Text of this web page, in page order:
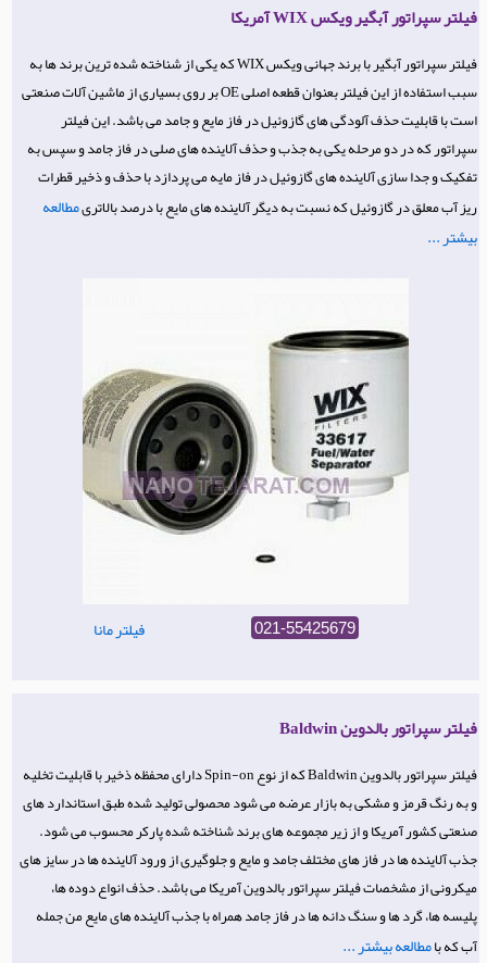
فیلتر سپراتور آبگیر ویکس WIX آمریکا
فیلتر سپراتور آبگیر با برند جهانی ویکس WIX که یکی از شناخته شده ترین برند ها به
سبب استفاده از این فیلتر بعنوان قطعه اصلی OE بر روی بسیاری از ماشین آلات صنعتی
است با قابلیت حذف آلودگی های گازوئیل در فاز مایع و جامد می باشد. این فیلتر
سپراتور که در دو مرحله یکی به جذب و حذف آلاینده های صلی در فاز جامد و سپس به
تفکیک و جدا سازی آلاینده های گازوئیل در فاز مایه می پردازد با حذف و ذخیر قطرات
ریز آب معلق در گازوئیل که نسبت به دیگر آلاینده های مایع با درصد بالاتریمطالعه
بیشتر ...
فیلتر مانا 021-55425679
فیلتر سپراتور بالدوین Baldwin
فیلتر سپراتور بالدوین Baldwin که از نوع Spin-on دارای محفظه ذخیر با قابلیت تخلیه
و به رنگ قرمز و مشکی به بازار عرضه می شود محصولی تولید شده طبق استاندارد های
صنعتی کشور آمریکا و از زیر مجموعه های برند شناخته شده پارکر محسوب می شود.
جذب آلاینده ها در فاز های مختلف جامد و مایع و جلوگیری از ورود آلاینده ها در سایز های
میکرونی از مشخصات فیلتر سپراتور بالدوین آمریکا می باشد. حذف انواع دوده ها،
پلیسه ها، گرد ها و سنگ دانه ها در فاز جامد همراه با جذب آلاینده های مایع من جمله
آب که بامطالعه بیشتر ...